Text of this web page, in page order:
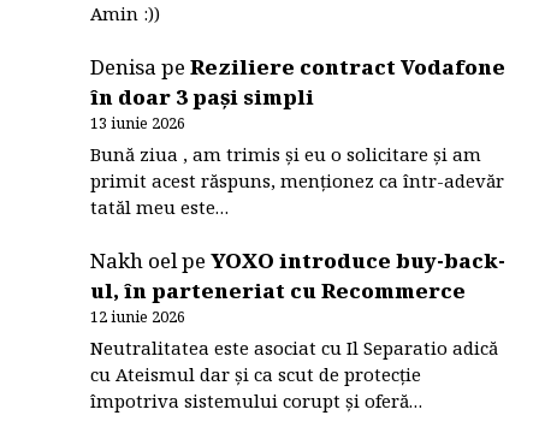
Amin :))
DenisapeReziliere contract Vodafone
în doar 3 pași simpli
13 iunie 2026
Bună ziua , am trimis și eu o solicitare și am
primit acest răspuns, menționez ca într-adevăr
tatăl meu este…
Nakh oelpeYOXO introduce buy-back-
ul, în parteneriat cu Recommerce
12 iunie 2026
Neutralitatea este asociat cu Il Separatio adică
cu Ateismul dar și ca scut de protecție
împotriva sistemului corupt și oferă…